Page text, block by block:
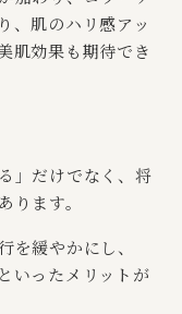
、肌のハリ感アッ
肌効果も期待でき
」だけでなく、将
ます。
を緩やかにし、
いったメリットが